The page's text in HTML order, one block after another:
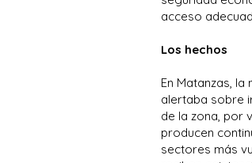
acceso
Los hechos
En Matanzas,
alertaba sobre
de la zona, por
producen
sectores más